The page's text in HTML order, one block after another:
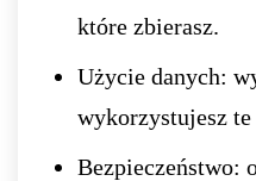
które zbierasz.
Użycie danych:
wykorzystujesz
Bezpieczeństwo: